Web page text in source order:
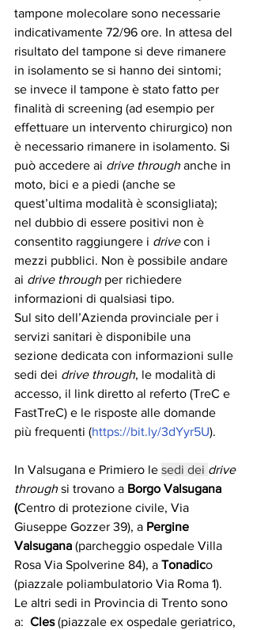
tampone molecolare sono necessarie
indicativamente 72/96 ore. In attesa del
risultato del tampone si deve rimanere
in isolamento se si hanno dei sintomi;
se invece il tampone è stato fatto per
finalità di screening (ad esempio per
effettuare un intervento chirurgico) non
è necessario rimanere in isolamento. Si
può accedere ai drive through anche in
moto, bici e a piedi (anche se
quest’ultima modalità è sconsigliata);
nel dubbio di essere positivi non è
consentito raggiungere i drive con i
mezzi pubblici. Non è possibile andare
ai drive through per richiedere
informazioni di qualsiasi tipo.
Sul sito dell’Azienda provinciale per i
servizi sanitari è disponibile una
sezione dedicata con informazioni sulle
sedi dei drive through, le modalità di
accesso, il link diretto al referto (TreC e
FastTreC) e le risposte alle domande
più frequenti (https://bit.ly/3dYyr5U).
In Valsugana e Primiero le sedi dei drive
through si trovano a Borgo Valsugana
(Centro di protezione civile, Via
Giuseppe Gozzer 39), a Pergine
Valsugana (parcheggio ospedale Villa
Rosa Via Spolverine 84), a Tonadico
(piazzale poliambulatorio Via Roma 1).
Le altri sedi in Provincia di Trento sono
a: Cles (piazzale ex ospedale geriatrico,